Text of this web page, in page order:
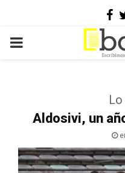
PRIMARY
Aldosivi, un